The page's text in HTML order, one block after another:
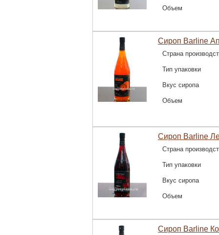
Объем
Сироп Barline
Страна
Тип упаковки
Вкус сиропа
Объем
Сироп Barline
Страна
Тип упаковки
Вкус сиропа
Объем
Сироп Barline